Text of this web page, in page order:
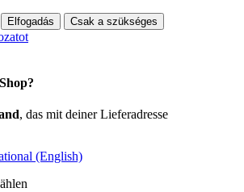
Elfogadás Csak a szükséges
, das mit deiner Lieferadresse
(English)